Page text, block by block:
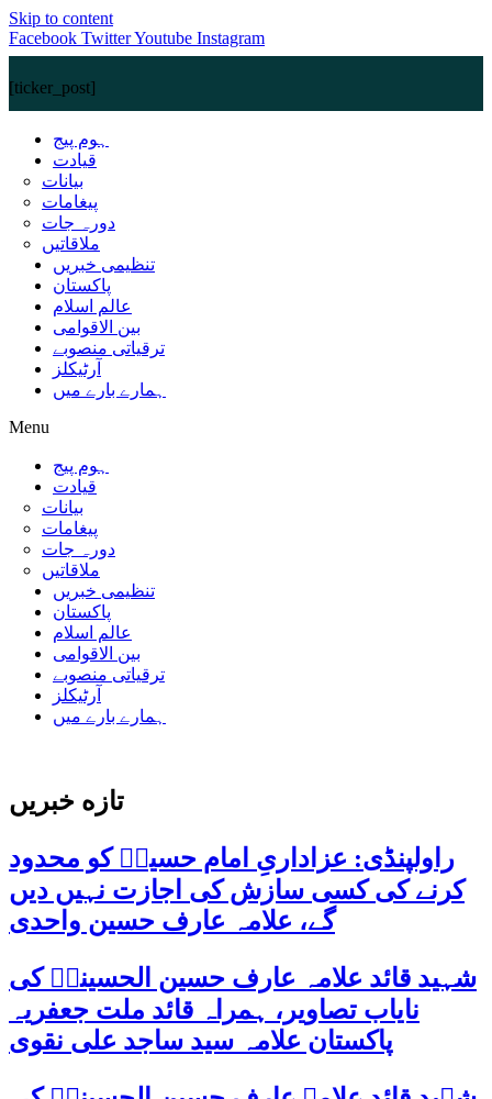
Skip to content
Facebook TwitterYoutube Instagram
[ticker_post]
ہوم پیج
قیادت
بیانات
پیغامات
دورہ جات
ملاقاتیں
تنظیمی خبریں
پاکستان
عالم اسلام
بین الاقوامی
ترقیاتی منصوبے
آرٹیکلز
ہمارے بارے میں
Menu
ہوم پیج
قیادت
بیانات
پیغامات
دورہ جات
ملاقاتیں
تنظیمی خبریں
پاکستان
عالم اسلام
بین الاقوامی
ترقیاتی منصوبے
آرٹیکلز
ہمارے بارے میں
تازه خبریں
راولپنڈی: عزاداریِ امام حسینؑ کو محدود
کرنے کی کسی سازش کی اجازت نہیں دیں
گے، علامہ عارف حسین واحدی
شہید قائد علامہ عارف حسین الحسینیؒ کی
نایاب تصاویر، ہمراہ قائد ملت جعفریہ
پاکستان علامہ سید ساجد علی نقوی